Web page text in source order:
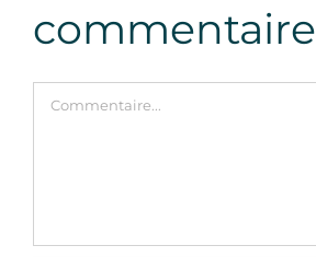
commentaire